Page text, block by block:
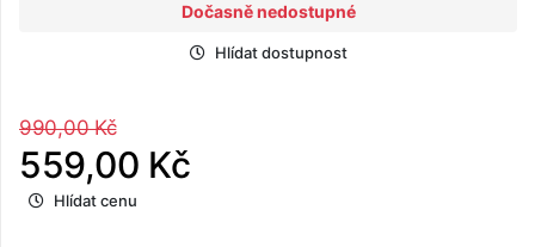
Dočasně nedostupné
Hlídat dostupnost
990,00 Kč
559,00 Kč
Hlídat cenu